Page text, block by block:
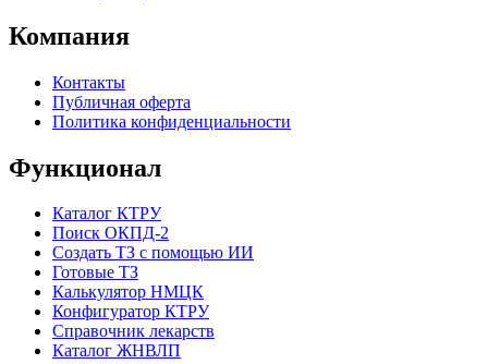
Компания
Контакты
Публичная оферта
Политика конфиденциальности
Функционал
Каталог КТРУ
Поиск ОКПД-2
Создать ТЗ с помощью ИИ
Готовые ТЗ
Калькулятор НМЦК
Конфигуратор КТРУ
Справочник лекарств
Каталог ЖНВЛП